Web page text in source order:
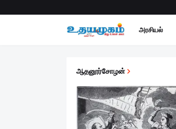
அரசியல்
ஆதனூர்சோழன்